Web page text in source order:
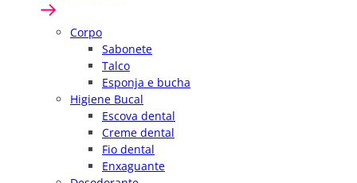
Corpo
Sabonete
Talco
Esponja e bucha
Higiene Bucal
Escova dental
Creme dental
Fio dental
Enxaguante